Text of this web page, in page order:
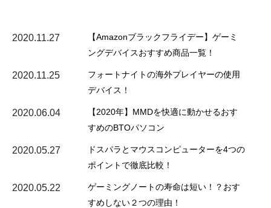
2020.11.27
【Amazonブラックフライデー】ゲーミ
ングデバイスおすすめ商品一覧！
2020.11.25
フォートナイトの海外プレイヤーの使用
デバイス！
2020.06.04
【2020年】MMDを快適に動かせるおす
すめのBTOパソコン
2020.05.27
ドスパラとマウスコンピューターを4つの
ポイントで徹底比較！
2020.05.22
ゲーミングノートの寿命は短い！？おす
すめしない２つの理由！